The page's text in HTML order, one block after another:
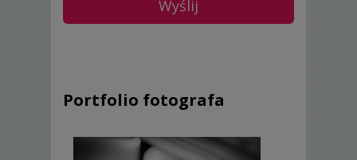
Portfolio fotografa